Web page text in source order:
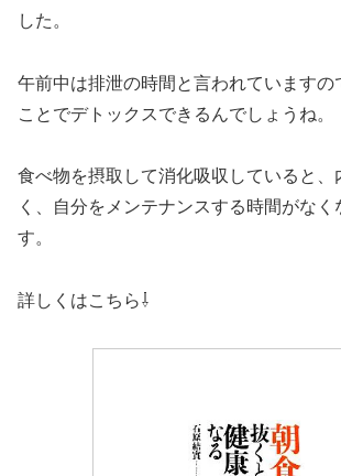
した。
午前中は排泄の時間と言われていますの
ことでデトックスできるんでしょうね。
食べ物を摂取して消化吸収していると、
く、自分をメンテナンスする時間がな
す。
詳しくはこちら⇩